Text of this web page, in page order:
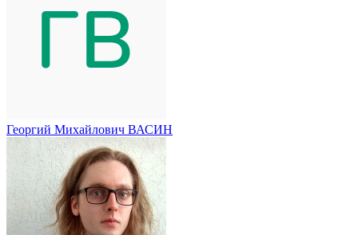
Георгий Михайлович ВАСИН